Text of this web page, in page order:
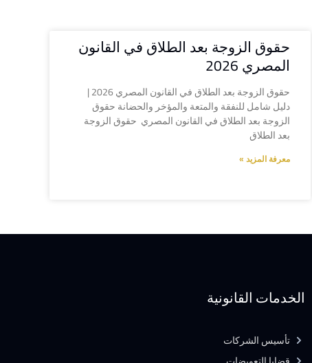
حقوق الزوجة بعد الطلاق في القانون
المصري 2026
حقوق الزوجة بعد الطلاق في القانون المصري 2026 |
دليل شامل للنفقة والمتعة والمؤخر والحضانة حقوق
الزوجة بعد الطلاق في القانون المصري حقوق الزوجة
بعد الطلاق
معرفة المزيد »
الخدمات القانونية
تأسيس الشركات